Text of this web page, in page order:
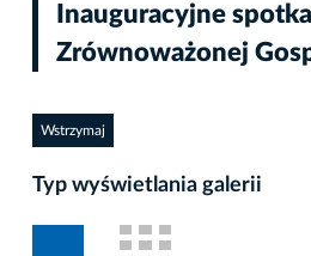
Inauguracyjne
Zrównoważonej
Wstrzymaj
Typ wyświetlania galerii